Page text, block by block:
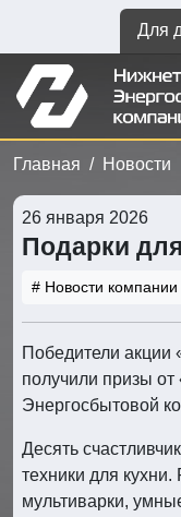
Для
Главная Новости
26 января 2026
Подарки
# Новости компании
Победители акции
получили призы от
Энергосбытовой
Десять
техники для
мультиварки,